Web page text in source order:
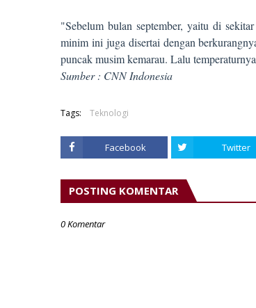
"Sebelum bulan september, yaitu di
minim ini juga disertai dengan
puncak musim kemarau. Lalu
Sumber : CNN Indonesia
Tags: Teknologi
Facebook Twitter
POSTING KOMENTAR
0 Komentar